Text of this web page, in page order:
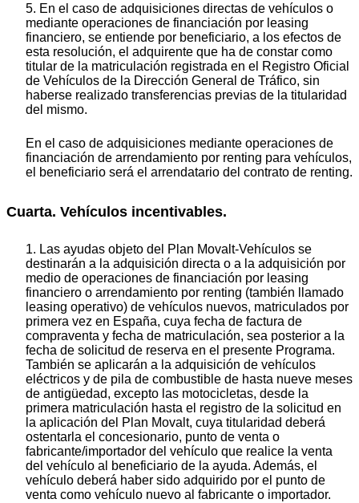
5. En el caso de adquisiciones directas de vehículos o
mediante operaciones de financiación por leasing
financiero, se entiende por beneficiario, a los efectos de
esta resolución, el adquirente que ha de constar como
titular de la matriculación registrada en el Registro Oficial
de Vehículos de la Dirección General de Tráfico, sin
haberse realizado transferencias previas de la titularidad
del mismo.
En el caso de adquisiciones mediante operaciones de
financiación de arrendamiento por renting para vehículos,
el beneficiario será el arrendatario del contrato de renting.
Cuarta. Vehículos incentivables.
1. Las ayudas objeto del Plan Movalt-Vehículos se
destinarán a la adquisición directa o a la adquisición por
medio de operaciones de financiación por leasing
financiero o arrendamiento por renting (también llamado
leasing operativo) de vehículos nuevos, matriculados por
primera vez en España, cuya fecha de factura de
compraventa y fecha de matriculación, sea posterior a la
fecha de solicitud de reserva en el presente Programa.
También se aplicarán a la adquisición de vehículos
eléctricos y de pila de combustible de hasta nueve meses
de antigüedad, excepto las motocicletas, desde la
primera matriculación hasta el registro de la solicitud en
la aplicación del Plan Movalt, cuya titularidad deberá
ostentarla el concesionario, punto de venta o
fabricante/importador del vehículo que realice la venta
del vehículo al beneficiario de la ayuda. Además, el
vehículo deberá haber sido adquirido por el punto de
venta como vehículo nuevo al fabricante o importador.